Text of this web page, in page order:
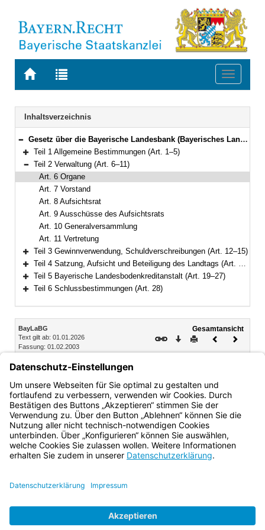
Zur
BAYERN.RECHT
Zur
letzten
Suche
Toggle
Navigation
Inhaltsverzeichnis
Bereich reduzieren
Gesetz über die Bayerische Landesbank (Bayerisches Landesbank-Gesetz – BayLaBG) in der Fassung der Bekanntmachung vom 1. Februar 2003 (GVBl. S. 54, ber. S. 316) BayRS 762-6-F (Art. 1–28)
Bereich erweitern
Teil 1 Allgemeine Bestimmungen (Art. 1–5)
Bereich reduzieren
Teil 2 Verwaltung (Art. 6–11)
Art. 6 Organe
Art. 7 Vorstand
Art. 8 Aufsichtsrat
Art. 9 Ausschüsse des Aufsichtsrats
Art. 10 Generalversammlung
Art. 11 Vertretung
Bereich erweitern
Teil 3 Gewinnverwendung, Schuldverschreibungen (Art. 12–15)
Bereich erweitern
Teil 4 Satzung, Aufsicht und Beteiligung des Landtags (Art. 16–18a)
Bereich erweitern
Teil 5 Bayerische Landesbodenkreditanstalt (Art. 19–27)
Teil 6 Schlussbestimmungen (Art. 28)
Inhalt
BayLaBG
Text gilt ab: 01.01.2026
Fassung: 01.02.2003
Gesamtansicht
Download
DruckenVorheriges
Art. 6 Organe
Organe der Bank sind der Vorstand, der Aufsichtsrat und die
Generalversammlung.
Bayern.de
BayernPortal
Impressum